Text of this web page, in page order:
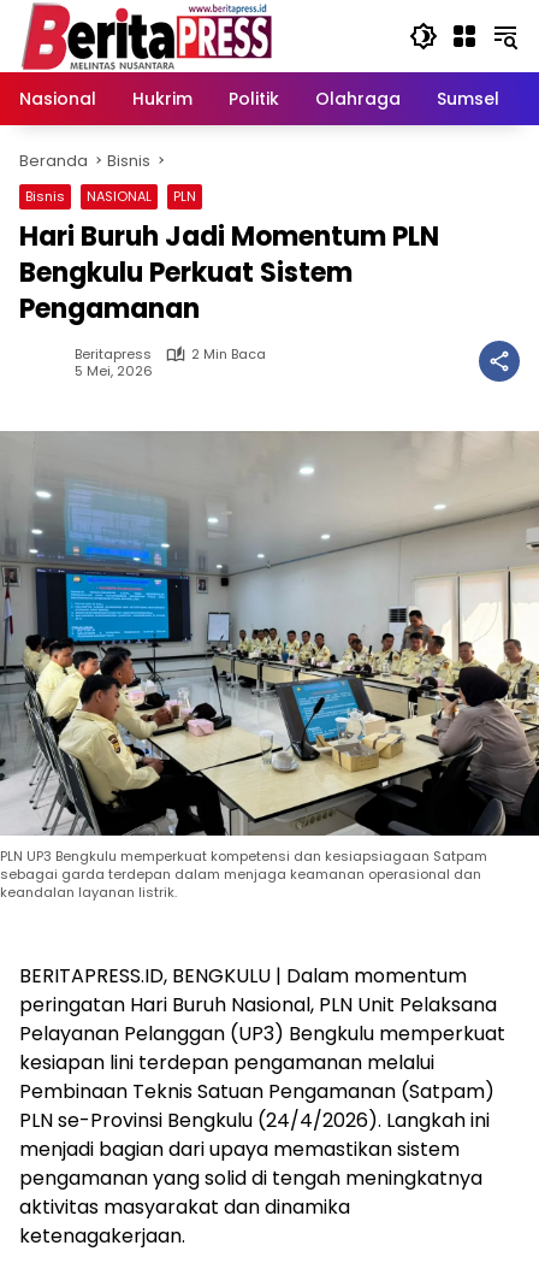
Langsung
konten
Nasional
Hukrim Politik Olahraga Sumsel
Beranda Bisnis
Bisnis NASIONAL PLN
Hari Buruh Jadi Momentum PLN
Bengkulu Perkuat Sistem
Pengamanan
Beritapress
2 Min Baca
5 Mei, 2026
PLN UP3 Bengkulu memperkuat kompetensi dan kesiapsiagaan Satpam
sebagai garda terdepan dalam menjaga keamanan operasional dan
keandalan layanan listrik.
BERITAPRESS.ID, BENGKULU | Dalam momentum
peringatan Hari Buruh Nasional, PLN Unit Pelaksana
Pelayanan Pelanggan (UP3) Bengkulu memperkuat
kesiapan lini terdepan pengamanan melalui
Pembinaan Teknis Satuan Pengamanan (Satpam)
PLN se-Provinsi Bengkulu (24/4/2026). Langkah ini
menjadi bagian dari upaya memastikan sistem
pengamanan yang solid di tengah meningkatnya
aktivitas masyarakat dan dinamika
ketenagakerjaan.